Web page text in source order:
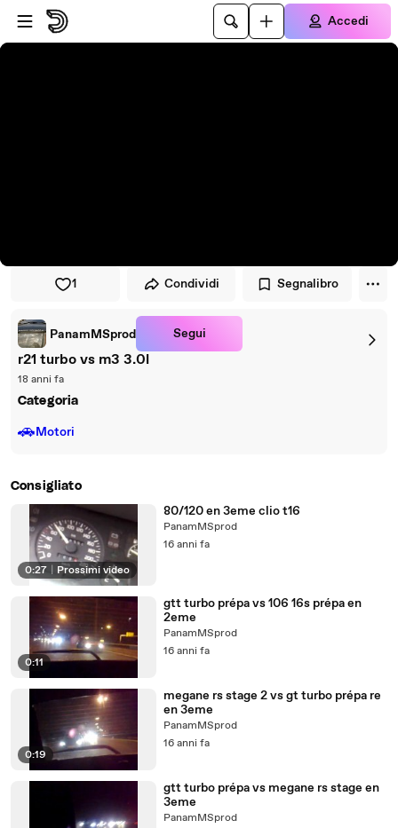
Vai al lettore
Passa al contenuto principale
Accedi
1 Condividi Segnalibro
PanamMSprod Segui
r21 turbo vs m3 3.0l
18 anni fa
Categoria
🚗Motori
Consigliato
0:27 Prossimi video
80/120 en 3eme clio t16
PanamMSprod
16 anni fa
0:11
gtt turbo prépa vs 106 16s prépa en
2eme
PanamMSprod
16 anni fa
0:19
megane rs stage 2 vs gt turbo prépa re
en 3eme
PanamMSprod
16 anni fa
gtt turbo prépa vs megane rs stage en
3eme
PanamMSprod